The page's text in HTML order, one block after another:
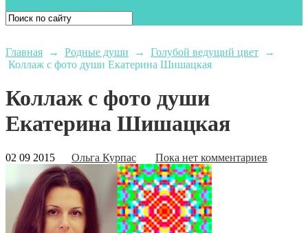
Главная → Родные души → Голубой ведущий цвет →
Коллаж с фото души Екатерина Шишацкая
Коллаж с фото души
Екатерина Шишацкая
02 09 2015 Ольга Курпас Пока нет комментариев